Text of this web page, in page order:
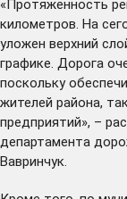
«Протяженность
километров. На
уложен верхний
графике. Дорога
поскольку
жителей района,
предприятий», –
департамента
Вавринчук.